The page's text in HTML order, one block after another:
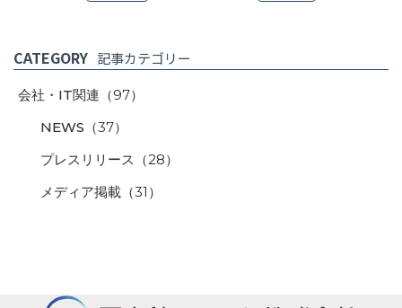
CATEGORY 記事カテゴリー
会社・IT関連 （97）
NEWS （37）
プレスリリース （28）
メディア掲載 （31）